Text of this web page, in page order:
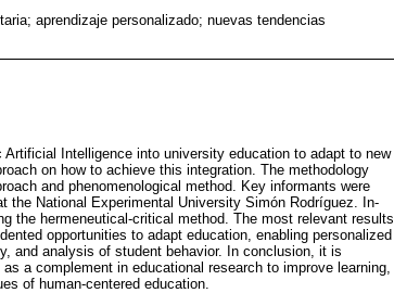
aprendizaje personalizado; nuevas tendencias
Intelligence into university education to adapt to new
on how to achieve this integration. The methodology
and phenomenological method. Key informants were
the National Experimental University Simón Rodríguez. In-
the hermeneutical-critical method. The most relevant results
opportunities to adapt education, enabling personalized
and analysis of student behavior. In conclusion, it is
a complement in educational research to improve learning,
of human-centered education.